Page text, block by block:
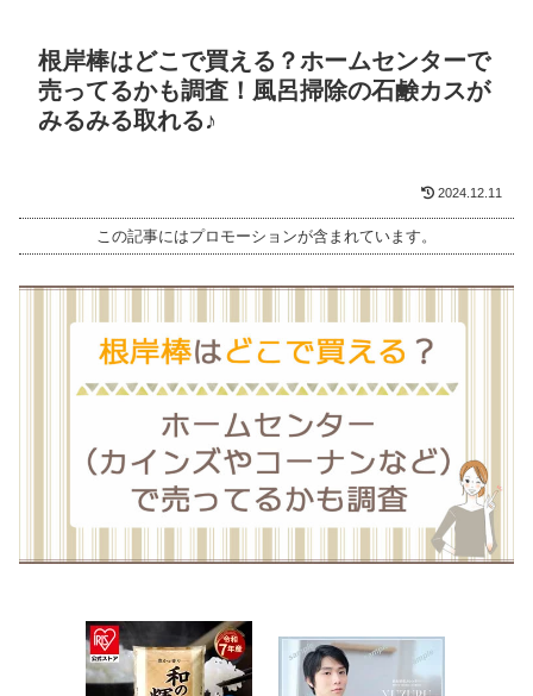
根岸棒はどこで買える？ホームセンターで
売ってるかも調査！風呂掃除の石鹸カスが
みるみる取れる♪
2024.12.11
この記事にはプロモーションが含まれています。